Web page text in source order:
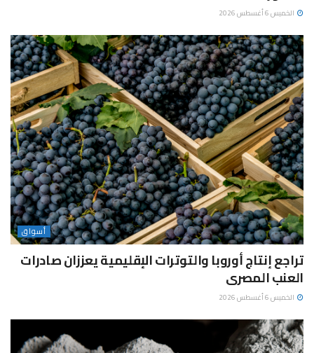
الخميس 6 أغسطس 2026
أسواق
تراجع إنتاج أوروبا والتوترات الإقليمية يعززان صادرات
العنب المصرى
الخميس 6 أغسطس 2026